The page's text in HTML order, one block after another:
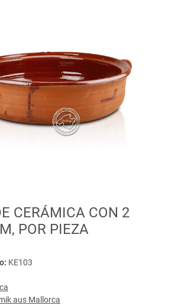
CERÁMICA CON 2
POR PIEZA
KE103
aus Mallorca